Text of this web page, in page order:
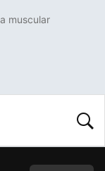
muscular